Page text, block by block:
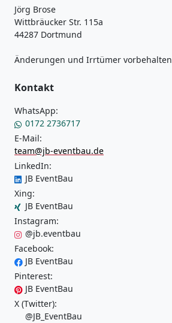
Jörg Brose
Wittbräucker Str. 115a
44287 Dortmund
Änderungen und Irrtümer vorbehalten
Kontakt
WhatsApp:
0172 2736717
E-Mail:
team@jb-eventbau.de
LinkedIn:
JB EventBau
Xing:
JB EventBau
Instagram:
@jb.eventbau
Facebook:
JB EventBau
Pinterest:
JB EventBau
X (Twitter):
@JB_EventBau